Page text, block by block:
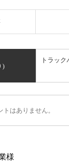
)
トラッ
はありません。
様